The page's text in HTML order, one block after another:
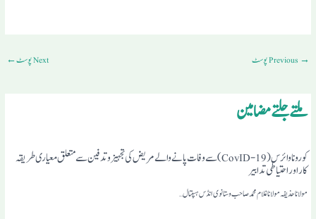
→ Next پوسٹ ←
ملتے جلتے مضامین
کوروناوائرس (19-CovID) سے وفات پانے والے مریض کی تجہیز و تد فین سے متعلق معیاری طریقہ
کار اور احتیاطی تدابیر
مولانا حذیفہ مولانا غلام محمد صاحب وستانوی انڈس ہسپتال…